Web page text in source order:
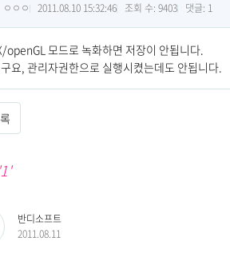
ㅇㅇㅇ 2011.08.10 15:32:46 조회 수: 9403 댓글: 1
모드로 녹화하면 저장이 안됩니다.
요, 관리자권한으로 실행시켰는데도 안됩니다.
'1'
반디소프트
2011.08.11